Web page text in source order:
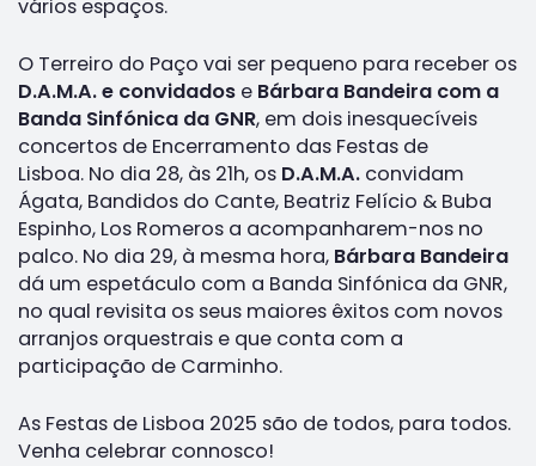
vários espaços.
O Terreiro do Paço vai ser pequeno para receber os
D.A.M.A. e convidados e Bárbara Bandeira com a
Banda Sinfónica da GNR, em dois inesquecíveis
concertos de Encerramento das Festas de
Lisboa. No dia 28, às 21h, os D.A.M.A. convidam
Ágata, Bandidos do Cante, Beatriz Felício & Buba
Espinho, Los Romeros a acompanharem-nos no
palco. No dia 29, à mesma hora, Bárbara Bandeira
dá um espetáculo com a Banda Sinfónica da GNR,
no qual revisita os seus maiores êxitos com novos
arranjos orquestrais e que conta com a
participação de Carminho.
As Festas de Lisboa 2025 são de todos, para todos.
Venha celebrar connosco!